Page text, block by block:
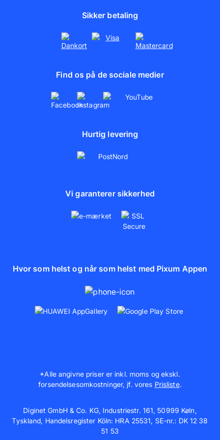
MarketingsamarbejderSikker betaling
Find os på de sociale medier
Hurtig levering
Vi garanterer sikkerhed
Hvor som helst og når som helst med Pixum Appen
*Alle angivne priser er inkl. moms og ekskl.
forsendelsesomkostninger, jf. vores Prisliste.
Diginet GmbH & Co. KG, Industriestr. 161, 50999 Køln,
Tyskland, Handelsregister Köln: HRA 25531, SE-nr.: DK 12 38
51 53